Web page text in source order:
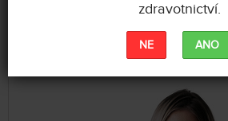
KONTAKTUJTE NÁS
zdravotnictví.
NE ANO